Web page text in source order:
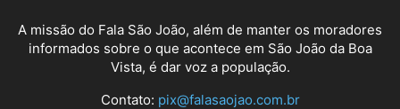
A missão do Fala São João, além de manter os moradores
informados sobre o que acontece em São João da Boa
Vista, é dar voz a população.
Contato: pix@falasaojao.com.br